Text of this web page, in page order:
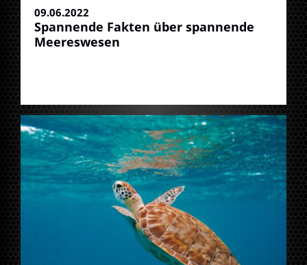
09.06.2022
Spannende Fakten über spannende
Meereswesen